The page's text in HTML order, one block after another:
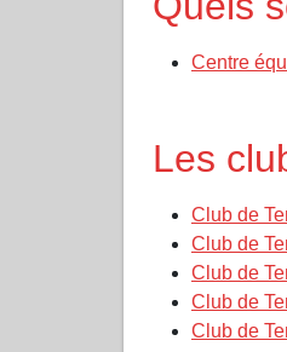
Centre
Les
Club de
Club de
Club de
Club de
Club de